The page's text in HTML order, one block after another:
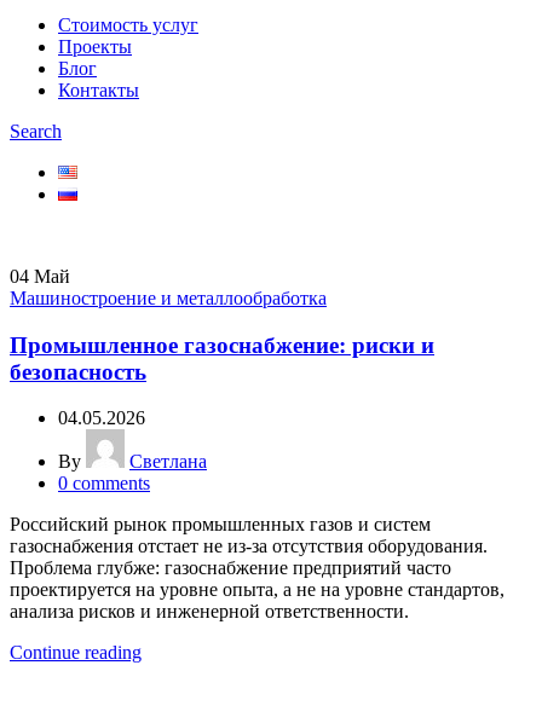
Стоимость услуг
Проекты
Блог
Контакты
Search
04 Май
Машиностроение и металлообработка
Промышленное газоснабжение: риски и
безопасность
04.05.2026
By
Светлана
0 comments
Российский рынок промышленных газов и систем
газоснабжения отстает не из-за отсутствия оборудования.
Проблема глубже: газоснабжение предприятий часто
проектируется на уровне опыта, а не на уровне стандартов,
анализа рисков и инженерной ответственности.
Continue reading